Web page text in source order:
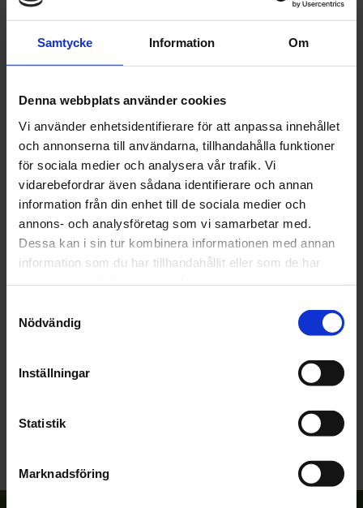
Samtycke Information Om
Denna webbplats använder cookies
Vi använder enhetsidentifierare för att anpassa innehållet
och annonserna till användarna, tillhandahålla funktioner
för sociala medier och analysera vår trafik. Vi
vidarebefordrar även sådana identifierare och annan
information från din enhet till de sociala medier och
annons- och analysföretag som vi samarbetar med.
Dessa kan i sin tur kombinera informationen med annan
information som du har tillhandahållit eller som de har
Nödvändig
Inställningar
Statistik
Marknadsföring
Endast lager.
- vX TWIN
OMDÖMEN
Du